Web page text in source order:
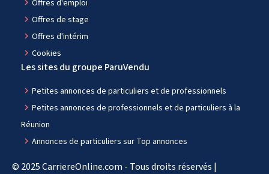
navigate_next Offres d'emploi
navigate_next Offres de stage
navigate_next Offres d'intérim
navigate_next Cookies
Les sites du groupe ParuVendu
navigate_next Petites annonces de particuliers et de professionnels
navigate_next Petites annonces de professionnels et de particuliers à la
Réunion
navigate_next Annonces de particuliers sur Top annonces
© 2025 CarriereOnline.com - Tous droits réservés |